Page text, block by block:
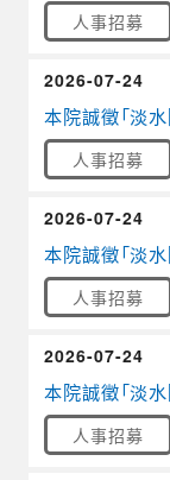
人事招募
本院誠徵「淡
人事招募
2026-07-24
本院誠徵「淡
人事招募
2026-07-24
本院誠徵「淡
人事招募
2026-07-24